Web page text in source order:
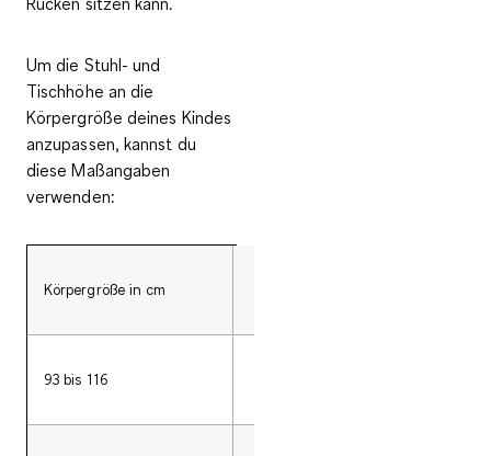
Um die Stuhl- und
Tischhöhe an die
Körpergröße deines Kindes
anzupassen, kannst du
diese Maßangaben
verwenden:
Körpergröße in cm
93 bis 116